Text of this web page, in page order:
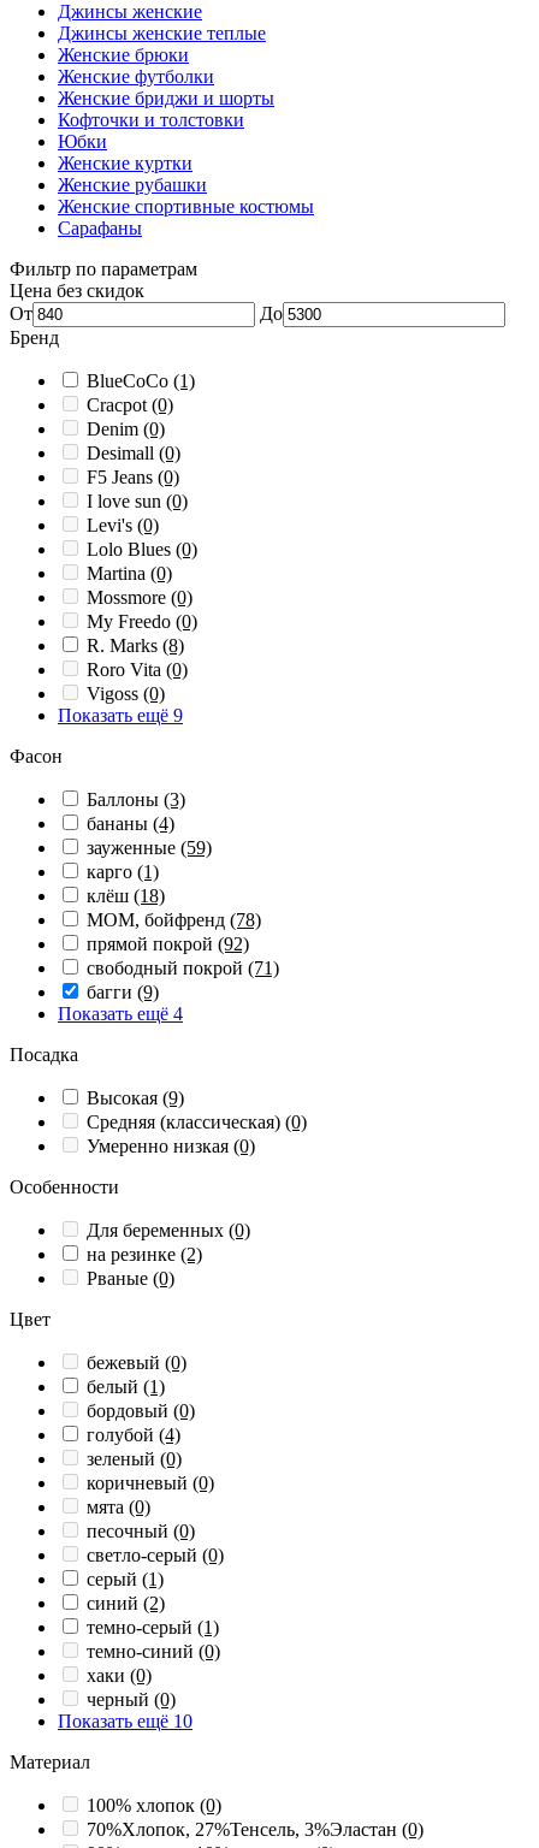
Джинсы женские
Джинсы женские теплые
Женские брюки
Женские футболки
Женские бриджи и шорты
Кофточки и толстовки
Юбки
Женские куртки
Женские рубашки
Женские спортивные костюмы
Сарафаны
Фильтр по параметрам
Цена без скидок
От
До
Бренд
BlueCoCo (1)
Cracpot (0)
Denim (0)
Desimall (0)
F5 Jeans (0)
I love sun (0)
Levi's (0)
Lolo Blues (0)
Martina (0)
Mossmore (0)
My Freedo (0)
R. Marks (8)
Roro Vita (0)
Vigoss (0)
Показать ещё 9
Фасон
Баллоны (3)
бананы (4)
зауженные (59)
карго (1)
клёш (18)
МОМ, бойфренд (78)
прямой покрой (92)
свободный покрой (71)
багги (9)
Показать ещё 4
Посадка
Высокая (9)
Средняя (классическая) (0)
Умеренно низкая (0)
Особенности
Для беременных (0)
на резинке (2)
Рваные (0)
Цвет
бежевый (0)
белый (1)
бордовый (0)
голубой (4)
зеленый (0)
коричневый (0)
мята (0)
песочный (0)
светло-серый (0)
серый (1)
синий (2)
темно-серый (1)
темно-синий (0)
хаки (0)
черный (0)
Показать ещё 10
Материал
100% хлопок (0)
70%Хлопок, 27%Тенсель, 3%Эластан (0)